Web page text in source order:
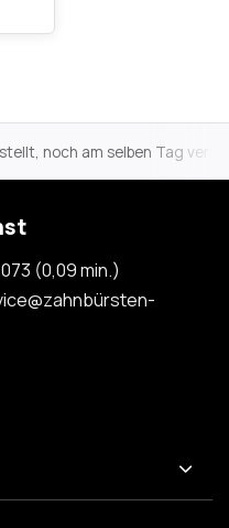
noch am selben Tag
(0,09 min.)